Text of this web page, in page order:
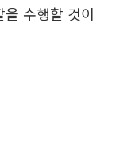
수행할 것이